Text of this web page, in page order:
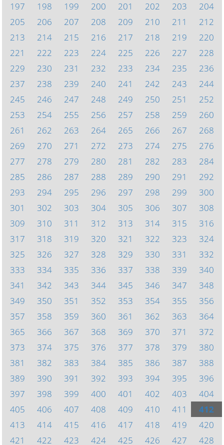
197
198 199 200 201 202 203
204
205
206 207 208 209 210 211
212
213
214 215 216 217 218 219
220
221
222 223 224 225 226 227
228
229
230 231 232 233 234 235
236
237
238 239 240 241 242 243
244
245
246 247 248 249 250 251
252
253
254 255 256 257 258 259
260
261
262 263 264 265 266 267
268
269
270 271 272 273 274 275
276
277
278 279 280 281 282 283
284
285
286 287 288 289 290 291
292
293
294 295 296 297 298 299
300
301
302 303 304 305 306 307
308
309
310 311 312 313 314 315
316
317
318 319 320 321 322 323
324
325
326 327 328 329 330 331
332
333
334 335 336 337 338 339
340
341
342 343 344 345 346 347
348
349
350 351 352 353 354 355
356
357
358 359 360 361 362 363
364
365
366 367 368 369 370 371
372
373
374 375 376 377 378 379
380
381
382 383 384 385 386 387
388
389
390 391 392 393 394 395
396
397
398 399 400 401 402 403
404
405
406 407 408 409 410 411
412
413
414 415 416 417 418 419
420
421
422 423 424 425 426 427 428